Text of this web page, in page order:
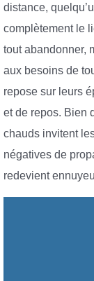
distance,
complètement le
tout abandonner,
aux besoins de
repose sur leurs
et de repos. Bien
chauds invitent
négatives de
redevient